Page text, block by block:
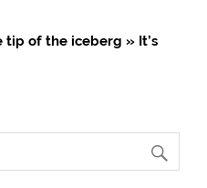
tip of the iceberg » It’s